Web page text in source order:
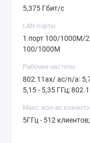
5,375 Гбит/с
LAN порты
1 порт 100/1000M/
100/1000M
Рабочие частоты
802.11ax/ ac/n/a:
5,15 - 5,35 ГГц;
Макс. кол-во
5ГГц - 512